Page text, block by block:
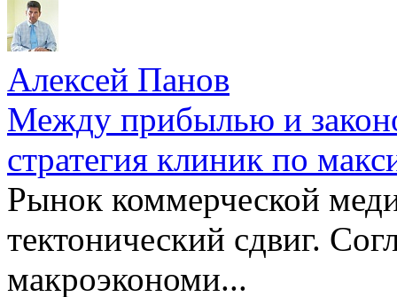
Алексей Панов
Между прибылью и
стратегия клиник по
Рынок коммерческой
тектонический сдвиг.
макроэкономи...